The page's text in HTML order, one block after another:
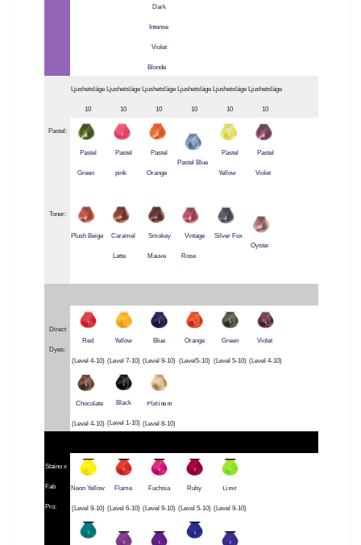
Dark
Intense
Violet
Blonde
Ljushetsläge
10
Ljushetsläge
10
Ljushetsläge
10
Ljushetsläge
10
Ljushetsläge
10
Ljushetsläge
10
Pastel:
Pastel
Green
Pastel
pink
Pastel
Orange
Pastel Blue
Pastel
Yellow
Pastel
Violet
Toner:
Plush Beige Caramel
Latte
Smokey
Mauve
Vintage
Rose
Silver Fox
Oyster
Direct
Dyes:
Red
(Level 4-10)
Yellow
(Level 7-10)
Blue
(Level 9-10)
Orange
(Level5-10)
Green
(Level 5-10)
Violet
(Level 4-10)
Chocolate
(Level 4-10)
Black
(Level 1-10)
Platinum
(Level 8-10)
Staino x
Fab
Pro:
Neon Yellow
(Level 9-10)
Flame
(Level 6-10)
Fuchsia
(Level 9-10)
Ruby
(Level 5-10)
Lime
(Level 9-10)